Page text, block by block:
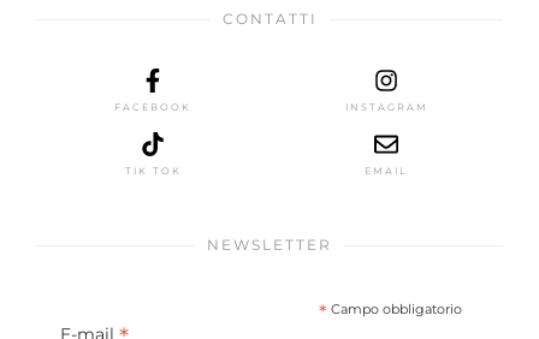
CONTATTI
FACEBOOK INSTAGRAM
TIK TOK EMAIL
NEWSLETTER
* Campo obbligatorio
E-mail